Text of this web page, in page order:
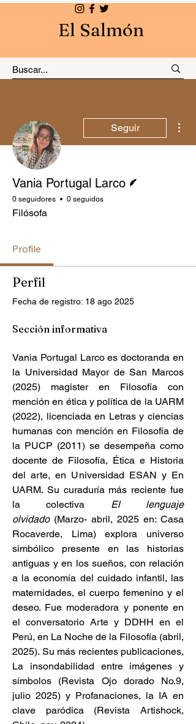
El Salmón
Seguir
Vania Portugal Larco
0 seguidores 0 seguidos
Filósofa
Profile
Perfil
Fecha de registro: 18 ago 2025
Sección informativa
Vania Portugal Larco es doctoranda en
la Universidad Mayor de San Marcos
(2025) magister en Filosofía con
mención en ética y política de la UARM
(2022), licenciada en Letras y ciencias
humanas con mención en Filosofía de
la PUCP (2011) se desempeña como
docente de Filosofía, Ética e Historia
del arte, en Universidad ESAN y En
UARM. Su curaduría más reciente fue
la colectiva El lenguaje
olvidado (Marzo- abril, 2025 en: Casa
Rocaverde, Lima) explora universo
simbólico presente en las historias
antiguas y en los sueños, con relación
a la economía del cuidado infantil, las
maternidades, el cuerpo femenino y el
deseo. Fue moderadora y ponente en
el conversatorio Arte y DDHH en el
Perú, en La Noche de la Filosofía (abril,
2025). Su más recientes publicaciones,
La insondabilidad entre imágenes y
símbolos (Revista Ojo dorado No.9,
julio 2025) y Profanaciones, la IA en
clave paródica (Revista Artishock,